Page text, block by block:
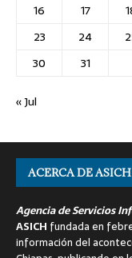
16
17
23
24
30
31
« Jul
ACERCA DE ASICH
Agencia de Servicios
ASICH fundada en
información del